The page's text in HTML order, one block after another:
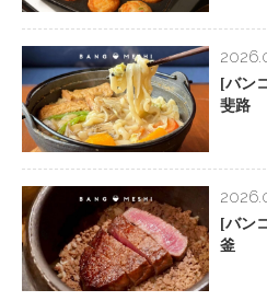
[バン
斐路
[バン
釜